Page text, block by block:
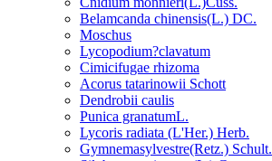
Belamcanda chinensis(L.) DC.
Moschus
Lycopodium?clavatum
Cimicifugae rhizoma
Acorus tatarinowii Schott
Dendrobii caulis
Punica granatumL.
Lycoris radiata (L'Her.) Herb.
Gymnemasylvestre(Retz.) Schult.